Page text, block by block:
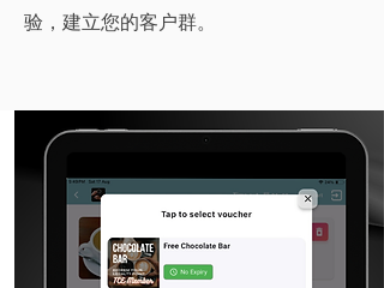
验，建立您的客户群。